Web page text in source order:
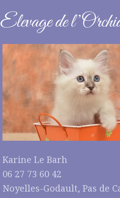
Elevage de
Karine Le Barh
06 27 73 60 42
Noyelles-Godault, Pas de